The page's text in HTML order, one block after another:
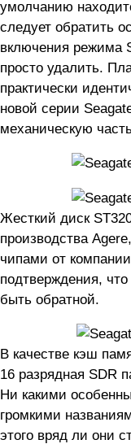
умолчанию
следует обратить
включения режима
просто удалить.
практически
новой серии
механическую
Жесткий диск
производства
чипами от
подтверждения,
быть обратной.
В качестве кэш
16 разрядная SDR
Ни какими
громкими
этого вряд ли они